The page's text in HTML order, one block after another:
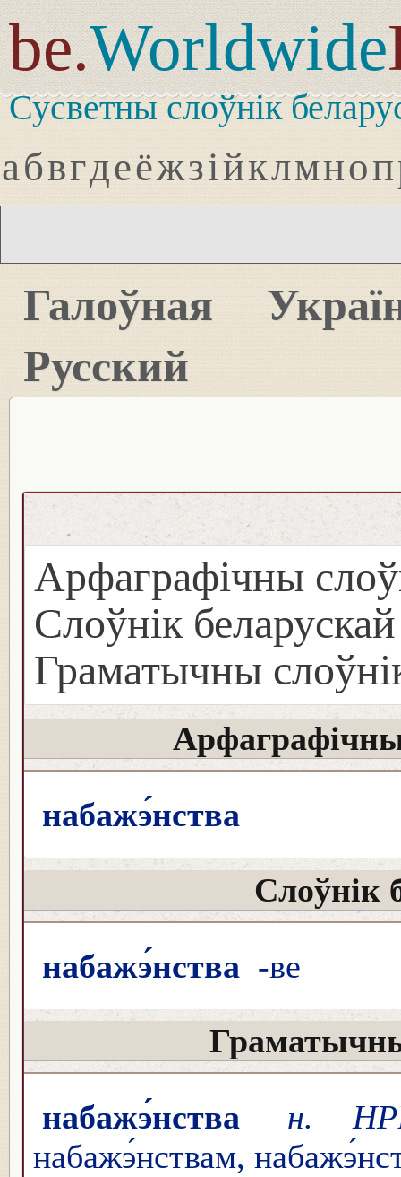
be.Worldwide
Сусветны слоўнік
абвгдеёжзійклмноп
Галоўная
Русский
Арфаграфічны
Слоўнік
Граматычны
набажэ́нства
Слоўнік
набажэ́нства -ве
набажэ́нства
н.
набажэ́нствам,